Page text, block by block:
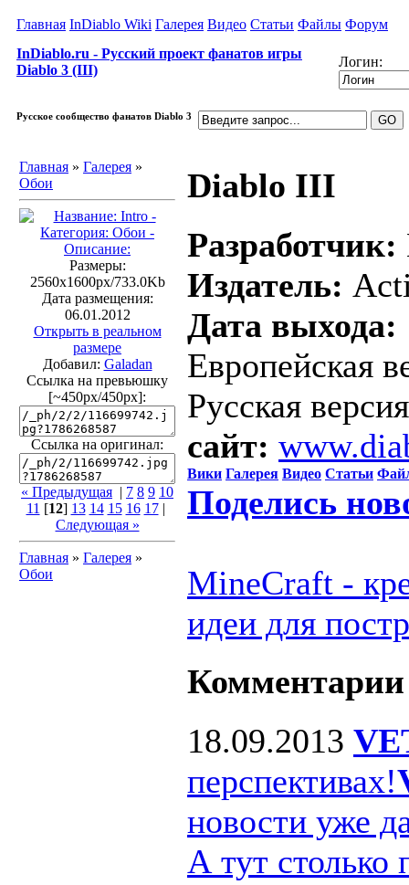
Главная InDiablo Wiki Галерея Видео Статьи Файлы Форум
InDiablo.ru - Русский проект фанатов игры
Diablo 3 (III)
Логин:
Русское сообщество фанатов Diablo 3
Главная » Галерея »
Обои
Размеры:
2560x1600px/733.0Kb
Дата размещения:
06.01.2012
Открыть в реальном
размере
Добавил: Galadan
Ссылка на превьюшку
[~450px/450px]:
Ссылка на оригинал:
« Предыдущая | 7 8 9 10
11 [12] 13 14 15 16 17|
Следующая »
Главная » Галерея »
Обои
Diablo III
Разработчик:
Издатель:
Дата выхода:
Европейская
Русская
сайт:
Вики Галерея Видео Статьи
Поделись
MineCraft -
идеи для
Комментарии
18.09.2013
перспективах!
новости уже
А тут